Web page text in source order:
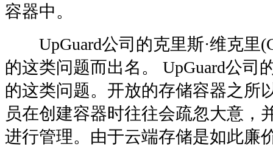
容器中。
UpGuard公司的克里斯·维克里
的这类问题而出名。 UpGuard公司
的这类问题。开放的存储容器之所
员在创建容器时往往会疏忽大意，
进行管理。由于云端存储是如此廉